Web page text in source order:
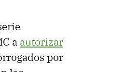
a autorizar
por